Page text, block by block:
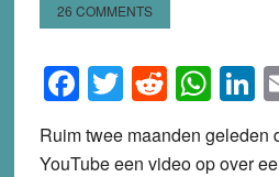
26 COMMENTS
Facebook
Twitter
Reddit
Ruim twee maanden geleden
YouTube een video op over